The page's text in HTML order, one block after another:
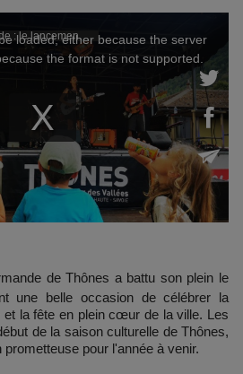
de Thônes a battu son plein le
une belle occasion de célébrer la
et la fête en plein cœur de la ville. Les
de la saison culturelle de Thônes,
pour l'année à venir.